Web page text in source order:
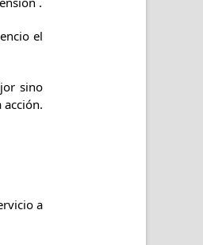
el
sino
acción.
a